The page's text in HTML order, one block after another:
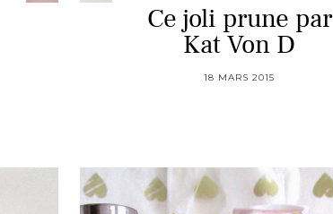
Ce joli prune par
Kat Von D
18 MARS 2015